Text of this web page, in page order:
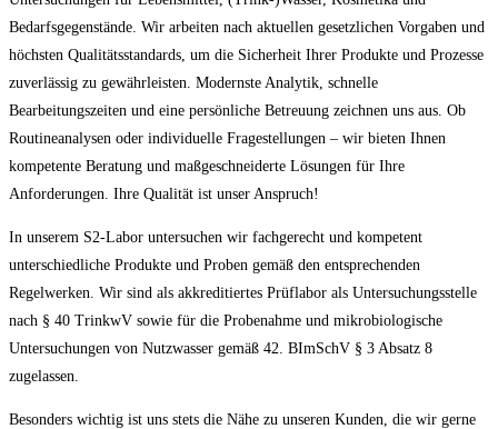
Bedarfsgegenstände. Wir arbeiten nach aktuellen gesetzlichen Vorgaben und
höchsten Qualitätsstandards, um die Sicherheit Ihrer Produkte und Prozesse
zuverlässig zu gewährleisten. Modernste Analytik, schnelle
Bearbeitungszeiten und eine persönliche Betreuung zeichnen uns aus. Ob
Routineanalysen oder individuelle Fragestellungen – wir bieten Ihnen
kompetente Beratung und maßgeschneiderte Lösungen für Ihre
Anforderungen. Ihre Qualität ist unser Anspruch!
In unserem S2-Labor untersuchen wir fachgerecht und kompetent
unterschiedliche Produkte und Proben gemäß den entsprechenden
Regelwerken. Wir sind als akkreditiertes Prüflabor als Untersuchungsstelle
nach § 40 TrinkwV sowie für die Probenahme und mikrobiologische
Untersuchungen von Nutzwasser gemäß 42. BImSchV § 3 Absatz 8
zugelassen.
Besonders wichtig ist uns stets die Nähe zu unseren Kunden, die wir gerne